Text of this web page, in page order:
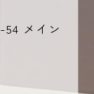
54 メイン